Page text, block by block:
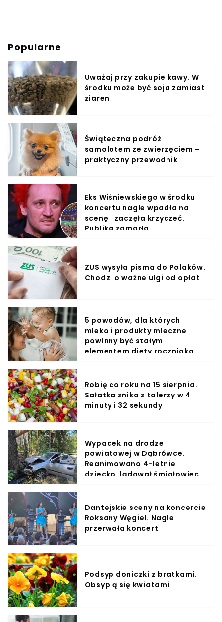
Popularne
Uważaj przy zakupie kawy. W
środku może być soja zamiast
ziaren
Świąteczna podróż
samolotem ze zwierzęciem –
praktyczny przewodnik
Eks Wiśniewskiego w środku
koncertu nagle wpadła na
scenę i zaczęła krzyczeć.
Publika zamarła
ZUS wysyła pisma do Polaków.
Chodzi o ważne ulgi od opłat
5 powodów, dla których
mleko i produkty mleczne
powinny być stałym
elementem diety roczniaka
Robię co roku na 15 sierpnia.
Sałatka znika z talerzy w 4
minuty i 32 sekundy
Wypadek na drodze
powiatowej w Dąbrówce.
Reanimowano 4-letnie
dziecko, lądował śmigłowiec
Dantejskie sceny na koncercie
Roksany Węgiel. Nagle
przerwała koncert
Podsyp doniczki z bratkami.
Obsypią się kwiatami